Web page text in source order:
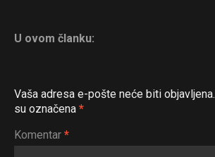
U ovom članku:
Vaša adresa e-pošte neće biti objavljena.
su označena *
Komentar *
Email